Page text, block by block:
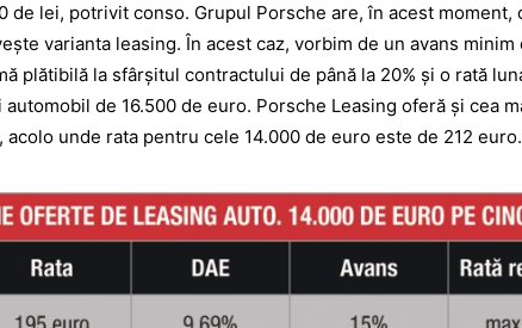
de lei, potrivit conso. Grupul Porsche are, în acest moment,
varianta leasing. În acest caz, vorbim de un avans minim
plătibilă la sfârșitul contractului de până la 20% și o rată
de 16.500 de euro. Porsche Leasing oferă și cea
acolo unde rata pentru cele 14.000 de euro este de 212 euro.